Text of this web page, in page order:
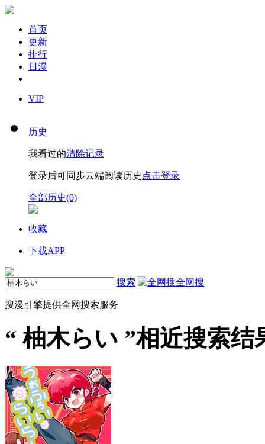
首页
更新
排行
日漫
VIP
历史
我看过的清除记录
登录后可同步云端阅读历史 点击登录
全部历史(0)
收藏
下载APP
搜索 全网搜
搜漫引擎提供全网搜索服务
“ 柚木らい ”相近搜索结